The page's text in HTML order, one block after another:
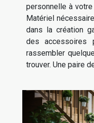
personnelle à
Matériel
dans la création
des accessoires
rassembler
trouver. Une paire